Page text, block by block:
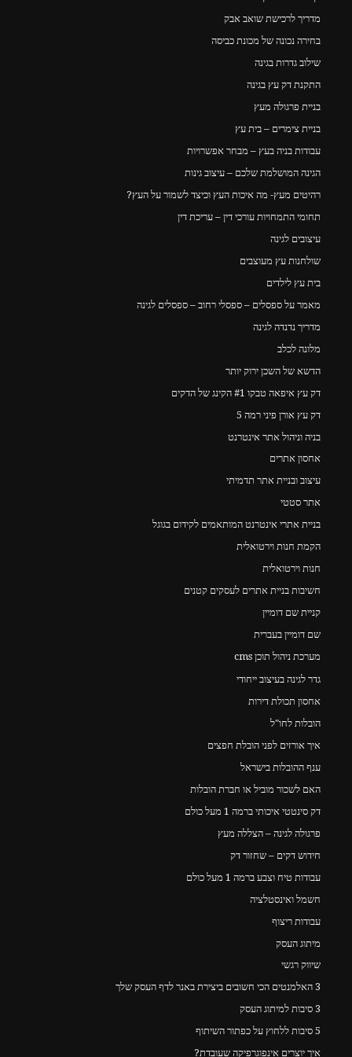
מדריך לרכישת שואב אבק
בחירה נכונה של מכונת כביסה
שילוב גדרות בגינה
התקנת דק עץ בגינה
בניית פרגולה מעץ
בניית צימרים – בית עץ
עבודות בניה בעץ – מבחר אפשרויות
הגינה המושלמת שלכם – עיצוב גינות
רהיטים מעץ- מה איכות העץ וכיצד לשמור על העץ?
תחומי התמחויות עורכי דין – עריכת דין
עיצובים לגינה
שולחנות עץ מעוצבים
בית עץ לילדים
מאמר על ספסלים – ספסלי רחוב – ספסלים לגינה
מדריך נדנדה לגינה
מלונה לכלב
הדשא של השכן ירוק יותר
דק עץ איפאה טבקו #1 הקינג של הדקים
דק עץ אורן פיני רמה 5
בניה וניהול אתר אינטרנט
אחסון אתרים
עיצוב ובניית אתר תדמיתי
אתר סטטי
בניית אתרי אינטרנט המותאמים לקידום בגוגל
הקמת חנות וירטואלית
חנות וירטואלית
חשיבות בניית אתרים לעסקים קטנים
קניית שם דומיין
שם דומיין בעברית
מערכת ניהול תוכן cms
גדר לגינה בעיצוב ייחודי
אחסון תכולת דירות
הובלות לחו"ל
איך אורזים לפני הובלת חפצים
ענף ההובלות בישראל
האם לשכור מוביל או חברת הובלות
דק סינטטי איכותי ברמה 1 מעל כולם
פרגולה לגינה – הצללה מעץ
חידוש דקים – שחזור דק
עבודות טיח וצבע ברמה 1 מעל כולם
חשמל ואינסטלציה
עבודות ריצוף
מיתוג העסק
שיווק רגשי
3 האלמנטים הכי חשובים ביצירת באנר לדף העסק שלך
3 סיבות למיתוג העסק
5 סיבות ללחוץ על כפתור השיתוף
איך יוצרים אינפוגרפיקה שעובדת?